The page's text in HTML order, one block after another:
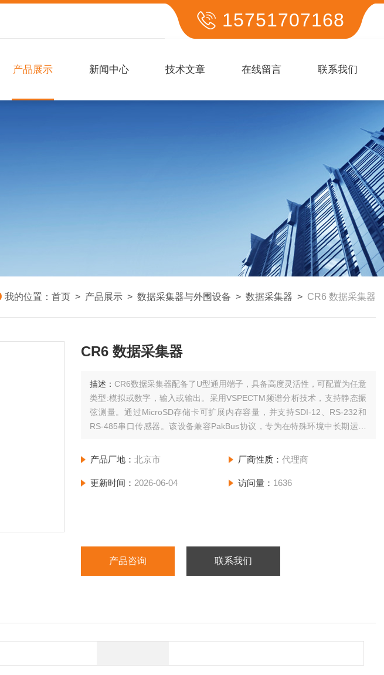
15751707168
产品展示 新闻中心 技术文章 在线留言 联系我们
我的位置： 首页 > 产品展示 > 数据采集器与外围设备 > 数据采集器 > CR6 数据采集器
CR6 数据采集器
描述：CR6数据采集器配备了U型通用端子，具备高度灵活性，可配置为任意
类型:模拟或数字，输入或输出。采用VSPECTM频谱分析技术，支持静态振
弦测量。通过MicroSD存储卡可扩展内存容量，并支持SDI-12、RS-232和
RS-485串口传感器。该设备兼容PakBus协议，专为在特殊环境中长期运行
产品厂地：北京市 厂商性质： 代理商
更新时间： 2026-06-04 访问量： 1636
产品咨询 联系我们